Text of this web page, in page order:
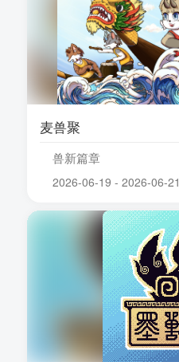
麦兽聚
兽新篇章
2026-06-19 - 2026-06-21